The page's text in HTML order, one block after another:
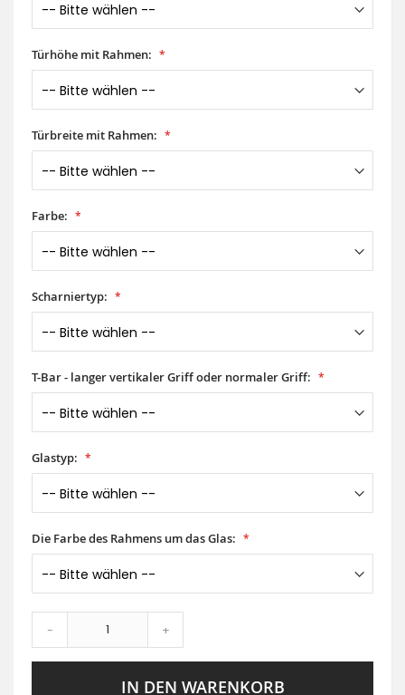
Türhöhe mit Rahmen:
Türbreite mit Rahmen:
Farbe:
Scharniertyp:
T-Bar - langer vertikaler Griff oder normaler Griff:
Glastyp:
Die Farbe des Rahmens um das Glas:
- +
IN DEN WARENKORB